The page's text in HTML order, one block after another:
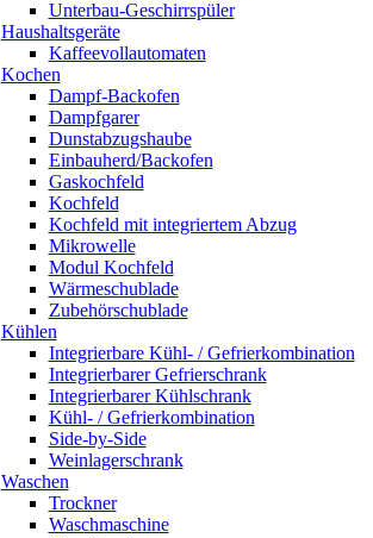
Unterbau-Geschirrspüler
Haushaltsgeräte
Kaffeevollautomaten
Kochen
Dampf-Backofen
Dampfgarer
Dunstabzugshaube
Einbauherd/Backofen
Gaskochfeld
Kochfeld
Kochfeld mit integriertem Abzug
Mikrowelle
Modul Kochfeld
Wärmeschublade
Zubehörschublade
Kühlen
Integrierbare Kühl- / Gefrierkombination
Integrierbarer Gefrierschrank
Integrierbarer Kühlschrank
Kühl- / Gefrierkombination
Side-by-Side
Weinlagerschrank
Waschen
Trockner
Waschmaschine